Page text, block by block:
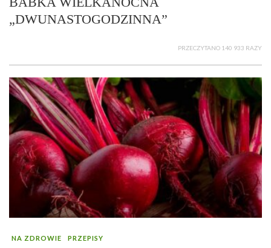
„DWUNASTOGODZINNA”
PRZECZYTANO 140 933 RAZY
NA ZDROWIE PRZEPISY